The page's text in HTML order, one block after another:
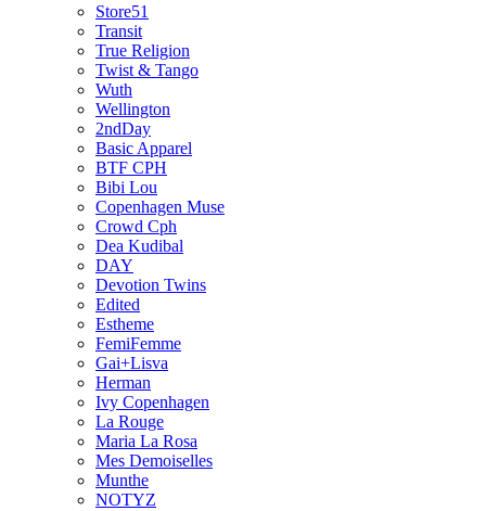
Store51
Transit
True Religion
Twist & Tango
Wuth
Wellington
2ndDay
Basic Apparel
BTF CPH
Bibi Lou
Copenhagen Muse
Crowd Cph
Dea Kudibal
DAY
Devotion Twins
Edited
Estheme
FemiFemme
Gai+Lisva
Herman
Ivy Copenhagen
La Rouge
Maria La Rosa
Mes Demoiselles
Munthe
NOTYZ